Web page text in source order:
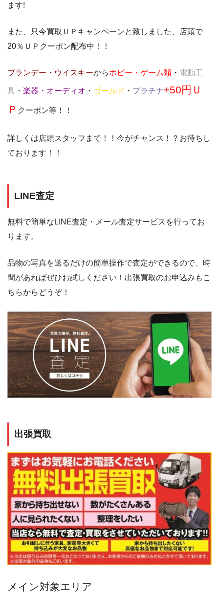
ます!
また、只今買取ＵＰキャンペーンと致しました、店頭で
20％ＵＰクーポン配布中！！
ブランデー・ウイスキーからホビー・ゲーム類 ・ 電動工
具 ・ 楽器・オーディオ ・ ゴールド ・ プラチナ+50円Ｕ
Ｐ クーポン等！！
詳しくは店頭スタッフまで！！今がチャンス！？お待ちし
ております！！
LINE査定
無料で簡単なLINE査定・メール査定サービスを行ってお
ります。
品物の写真を送るだけの簡単操作で査定ができるので、時
間があればぜひお試しください！出張買取のお申込みもこ
ちらからどうぞ！
出張買取
メイン対象エリア